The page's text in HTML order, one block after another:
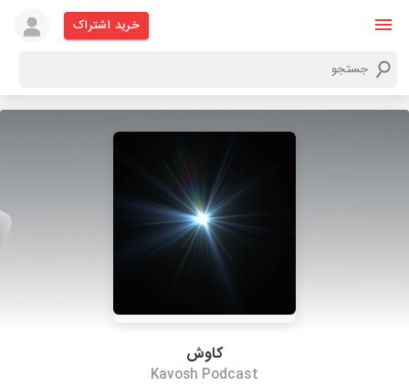
خرید اشتراک
کاوش
Kavosh Podcast